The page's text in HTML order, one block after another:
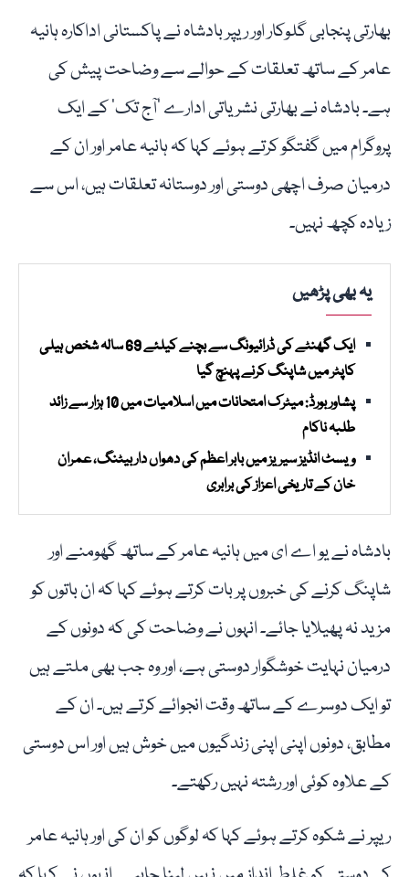
بھارتی پنجابی گلوکار اور ریپر بادشاہ نے پاکستانی اداکارہ ہانیہ
عامر کے ساتھ تعلقات کے حوالے سے وضاحت پیش کی
ہے۔ بادشاہ نے بھارتی نشریاتی ادارے ’آج تک‘ کے ایک
پروگرام میں گفتگو کرتے ہوئے کہا کہ ہانیہ عامر اور ان کے
درمیان صرف اچھی دوستی اور دوستانہ تعلقات ہیں، اس سے
زیادہ کچھ نہیں۔
یہ بھی پڑھیں
ایک گھنٹے کی ڈرائیونگ سے بچنے کیلئے 69 سالہ شخص ہیلی
کاپٹر میں شاپنگ کرنے پہنچ گیا
پشاور بورڈ: میٹرک امتحانات میں اسلامیات میں 10 ہزار سے زائد
طلبہ ناکام
ویسٹ انڈیز سیریز میں بابر اعظم کی دھواں دار بیٹنگ، عمران
خان کے تاریخی اعزاز کی برابری
بادشاہ نے یو اے ای میں ہانیہ عامر کے ساتھ گھومنے اور
شاپنگ کرنے کی خبروں پر بات کرتے ہوئے کہا کہ ان باتوں کو
مزید نہ پھیلایا جائے۔ انہوں نے وضاحت کی کہ دونوں کے
درمیان نہایت خوشگوار دوستی ہے، اور وہ جب بھی ملتے ہیں
تو ایک دوسرے کے ساتھ وقت انجوائے کرتے ہیں۔ ان کے
مطابق، دونوں اپنی اپنی زندگیوں میں خوش ہیں اور اس دوستی
کے علاوہ کوئی اور رشتہ نہیں رکھتے۔
ریپر نے شکوہ کرتے ہوئے کہا کہ لوگوں کو ان کی اور ہانیہ عامر